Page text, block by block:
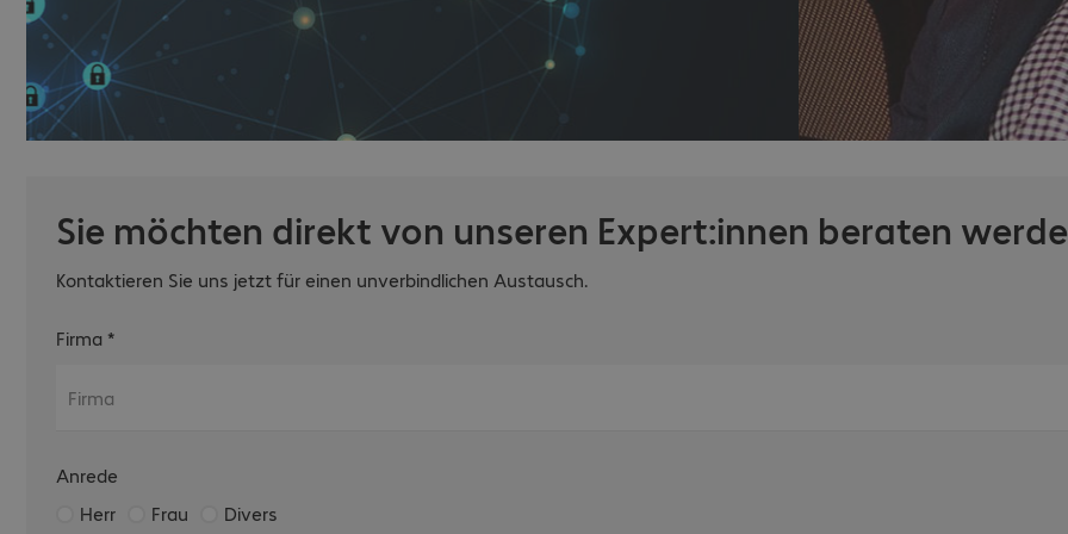
Sie möchten direkt von unseren Expert:innen beraten
Kontaktieren Sie uns jetzt für einen unverbindlichen Austausch.
Firma *
Anrede
Herr
Frau Divers